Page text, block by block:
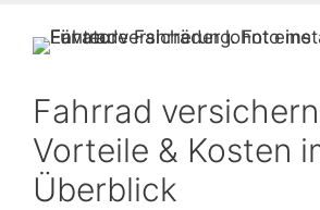
Fahrrad
Vorteile & Kosten
Überblick